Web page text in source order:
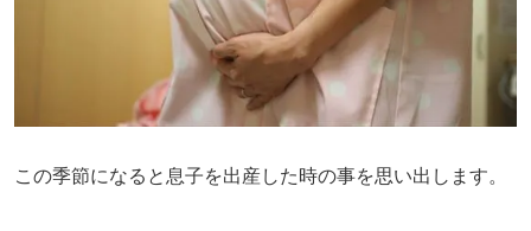
この季節になると息子を出産した時の事を思い出します。